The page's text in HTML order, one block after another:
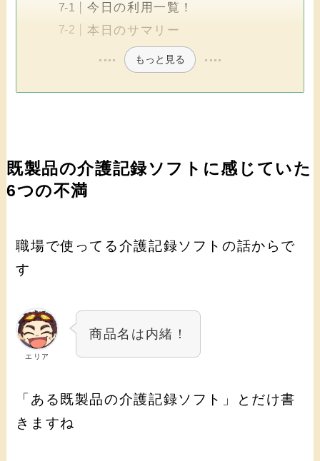
今日の利用一覧！
本日のサマリー
もっと見る
既製品の介護記録ソフトに感じていた
6つの不満
職場で使ってる介護記録ソフトの話からで
す
エリア
商品名は内緒！
「ある既製品の介護記録ソフト」とだけ書
きますね